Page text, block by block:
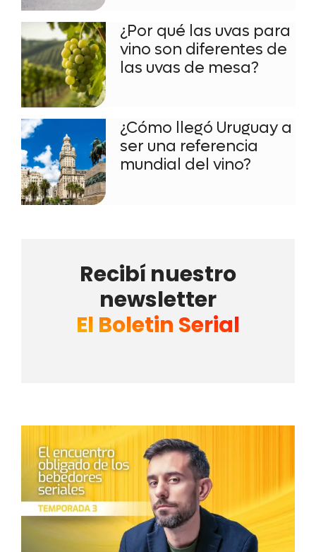
¿Por qué las uvas para
vino son diferentes de
las uvas de mesa?
¿Cómo llegó Uruguay a
ser una referencia
mundial del vino?
Recibí nuestro
newsletter
El Boletin Serial